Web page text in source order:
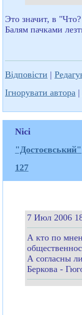
Это значит, в
Балям пачками
Відповісти |
Ігнорувати автора |
Nici
"Достоєвський"
127
7 Июл 2006
А кто по
А согласны
Беркова -